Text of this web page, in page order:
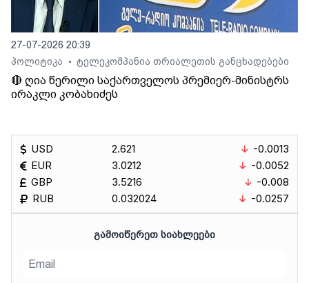
27-07-2026 20:39
პოლიტიკა
• ტელეკომპანია თრიალეთის განცხადებები
🔴 ღია წერილი საქართველოს პრემიერ-მინისტრს
ირაკლი კობახიძეს
USD
EUR
GBP
RUB
2.621
3.0212
3.5216
0.032024
-0.0013
-0.0052
-0.008
-0.0257
ᲒᲐᲛᲝᲘᲬᲔᲠᲔᲗ ᲡᲘᲐᲮᲚᲔᲔᲑᲘ